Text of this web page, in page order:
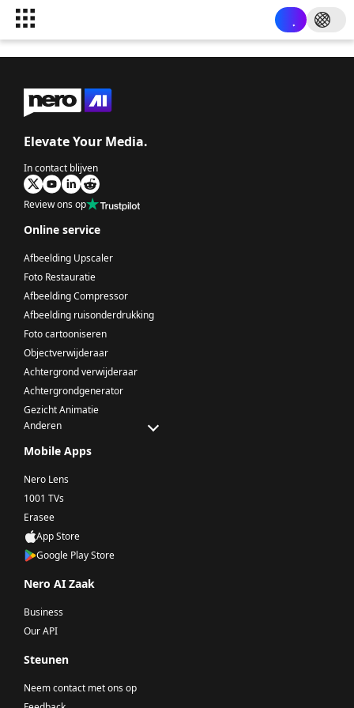
Elevate Your Media.
In contact blijven
Review ons op
Online service
Afbeelding Upscaler
Foto Restauratie
Afbeelding Compressor
Afbeelding ruisonderdrukking
Foto cartooniseren
Objectverwijderaar
Achtergrond verwijderaar
Achtergrondgenerator
Gezicht Animatie
Anderen
Mobile Apps
Nero Lens
1001 TVs
Erasee
App Store
Google Play Store
Nero AI Zaak
Business
Our API
Steunen
Neem contact met ons op